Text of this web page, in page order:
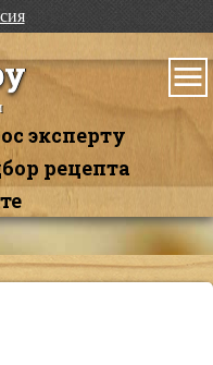
эксперту
рецепта